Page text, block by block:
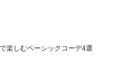
楽しむベーシックコーデ4選